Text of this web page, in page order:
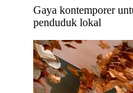
Gaya kontemporer
penduduk lokal